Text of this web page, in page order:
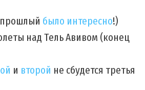
прошлый было интересно!)
над Тель Авивом (конец
и второй не сбудется третья